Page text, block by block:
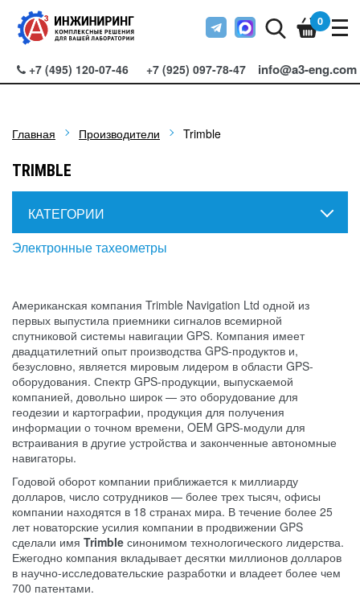
+7 (495) 120-07-46 +7 (925) 097-78-47 info@a3-eng.com
0
Главная Производители Trimble
TRIMBLE
КАТЕГОРИИ
Электронные тахеометры
Американская компания Trimble Navigation Ltd одной из
первых выпустила приемники сигналов всемирной
спутниковой системы навигации GPS. Компания имеет
двадцатилетний опыт производства GPS-продуктов и,
безусловно, является мировым лидером в области GPS-
оборудования. Спектр GPS-продукции, выпускаемой
компанией, довольно широк — это оборудование для
геодезии и картографии, продукция для получения
информации о точном времени, OEM GPS-модули для
встраивания в другие устройства и законченные автономные
навигаторы.
Годовой оборот компании приближается к миллиарду
долларов, число сотрудников — более трех тысяч, офисы
компании находятся в 18 странах мира. В течение более 25
лет новаторские усилия компании в продвижении GPS
сделали имя Trimble синонимом технологического лидерства.
Ежегодно компания вкладывает десятки миллионов долларов
в научно-исследовательские разработки и владеет более чем
700 патентами.